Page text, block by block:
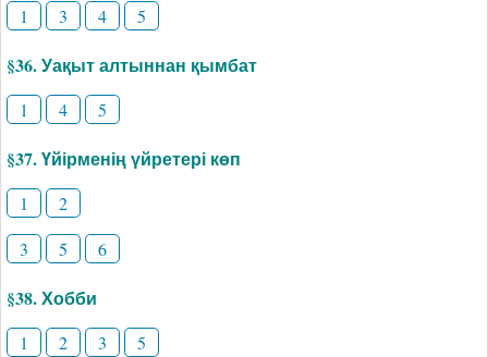
1 3 4 5
§36. Уақыт алтыннан қымбат
1 4 5
§37. Үйірменің үйретері көп
1
2
3
5 6
§38. Хобби
1 2 3 5